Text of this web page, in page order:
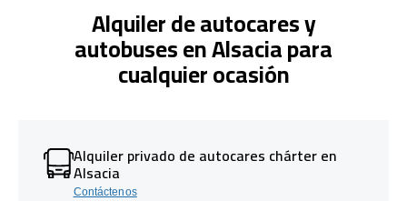
Alquiler de autocares y
autobuses en Alsacia para
cualquier ocasión
Alquiler privado de autocares chárter en
Alsacia
Contáctenos